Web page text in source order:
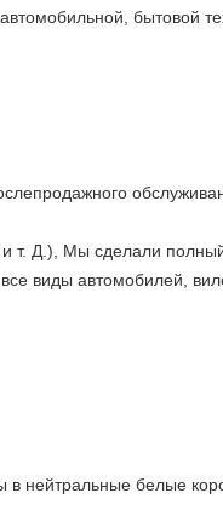
бытовой
и т. Д.), Мы сделали
виды автомобилей,
нейтральные белые